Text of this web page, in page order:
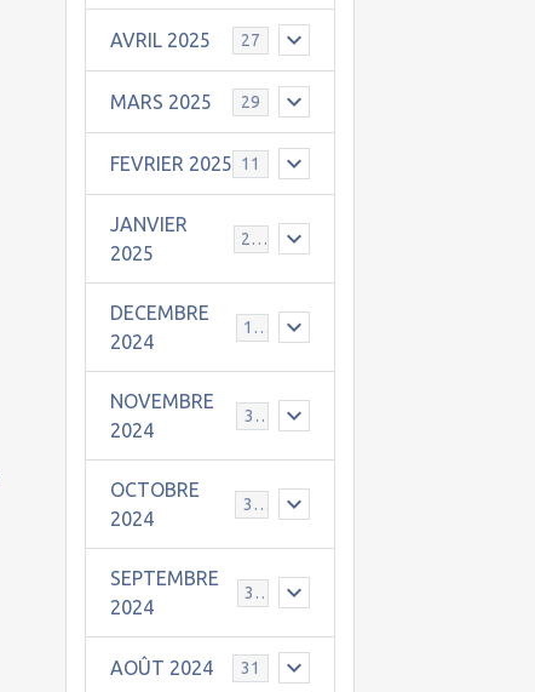
AVRIL 2025 27
MARS 2025 29
FEVRIER 2025 11
JANVIER
2025
25
DECEMBRE
2024
19
NOVEMBRE
2024
30
OCTOBRE
2024
31
SEPTEMBRE
2024
30
AOÛT 2024 31